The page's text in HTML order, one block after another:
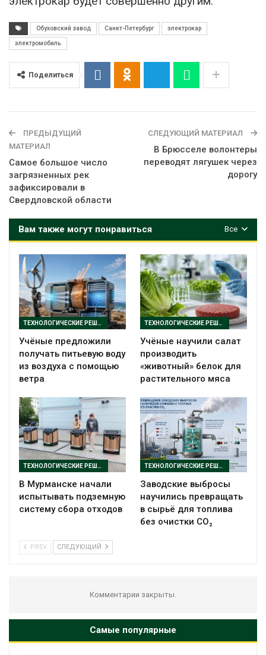
Обуховский завод Санкт-Петербург электрокар
электромобиль
Поделиться
ПРЕДЫДУЩИЙ
МАТЕРИАЛ
Самое большое число
загрязненных рек
зафиксировали в
Свердловской области
СЛЕДУЮЩИЙ МАТЕРИАЛ
В Брюсселе волонтеры
переводят лягушек через
дорогу
Все
Вам также могут понравиться
ТЕХНОЛОГИЧЕСКИЕ РЕШЕНИЯ
Учёные предложили
получать питьевую воду
из воздуха с помощью
ветра
ТЕХНОЛОГИЧЕСКИЕ РЕШЕНИЯ
Учёные научили салат
производить
«животный» белок для
растительного мяса
ТЕХНОЛОГИЧЕСКИЕ РЕШЕНИЯ
В Мурманске начали
испытывать подземную
систему сбора отходов
ТЕХНОЛОГИЧЕСКИЕ РЕШЕНИЯ
Заводские выбросы
научились превращать
в сырьё для топлива
без очистки CO₂
PREV СЛЕДУЮЩИЙ
Комментарии закрыты.
Самые популярные